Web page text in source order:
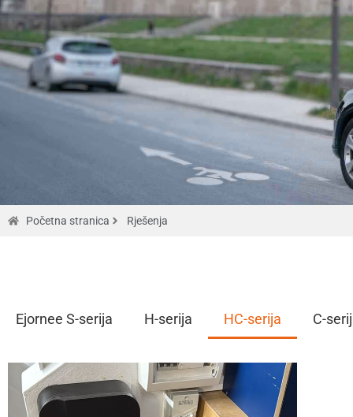
Rješenja
Nabavite
citat
Početna stranica Rješenja
Ejornee S-serija H-serija HC-serija C-